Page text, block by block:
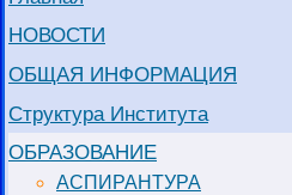
НОВОСТИ
ОБЩАЯ ИНФОРМАЦИЯ
Структура Института
ОБРАЗОВАНИЕ
АСПИРАНТУРА